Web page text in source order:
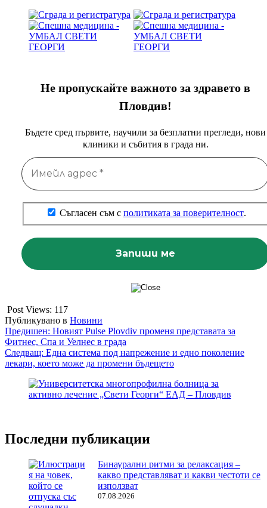
Не пропускайте важното за здравето в
Пловдив!
Бъдете сред първите, научили за безплатни прегледи, нови
клиники и събития в града ни.
Съгласен съм с политиката за поверителност.
Post Views: 117
Публикувано в Новини
Навигация
Предишен: Новият Pulse Plovdiv променя представата за
Фитнес, Спа и Уелнес в града
Следващ: Една система под напрежение и едно поколение
лекари, което може да промени бъдещето
Последни публикации
Бинаурални ритми за релаксация –
какво представляват и какви честоти се
използват
07.08.2026